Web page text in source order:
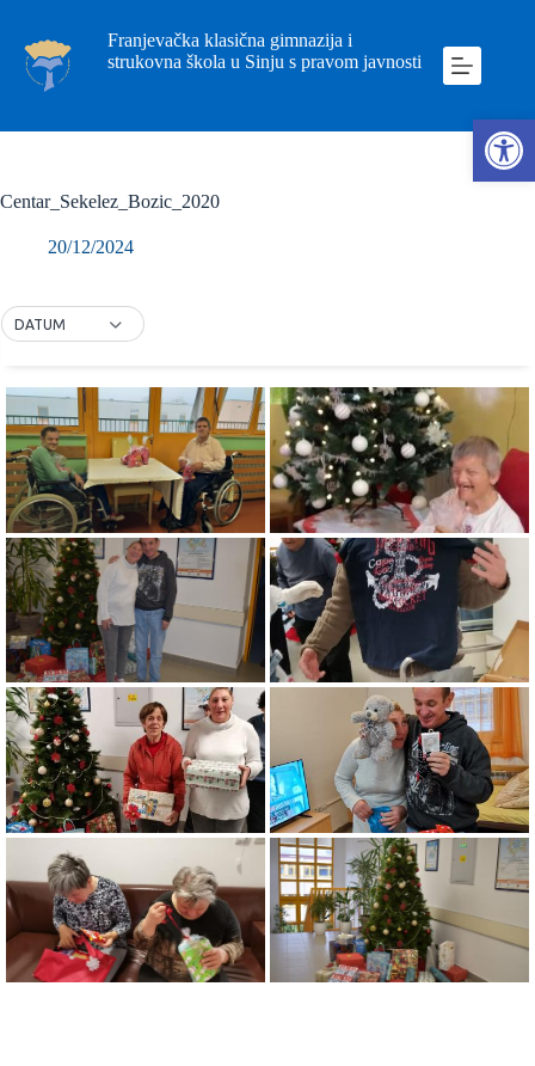
Franjevačka klasična gimnazija i
strukovna škola u Sinju s pravom javnosti
Centar_Sekelez_Bozic_2020
20/12/2024
DATUM